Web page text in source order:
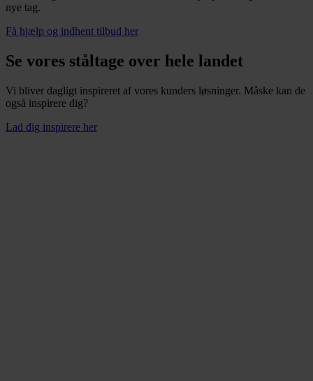
nye tag.
Få hjælp og indhent tilbud her
Se vores ståltage over hele landet
Vi bliver dagligt inspireret af vores kunders løsninger. Måske kan de
også inspirere dig?
Lad dig inspirere her